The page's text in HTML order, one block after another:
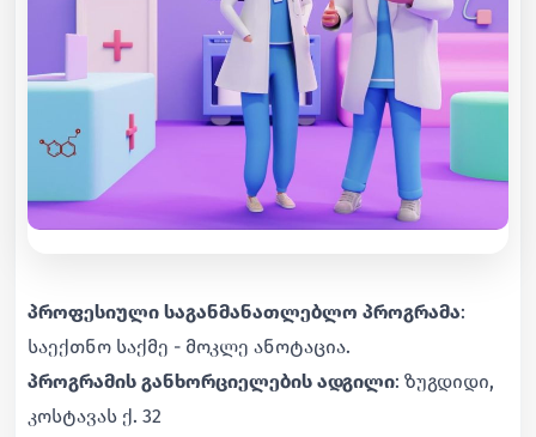
პროფესიული საგანმანათლებლო პროგრამა:
საექთნო საქმე - მოკლე ანოტაცია.
პროგრამის განხორციელების ადგილი: ზუგდიდი,
კოსტავას ქ. 32